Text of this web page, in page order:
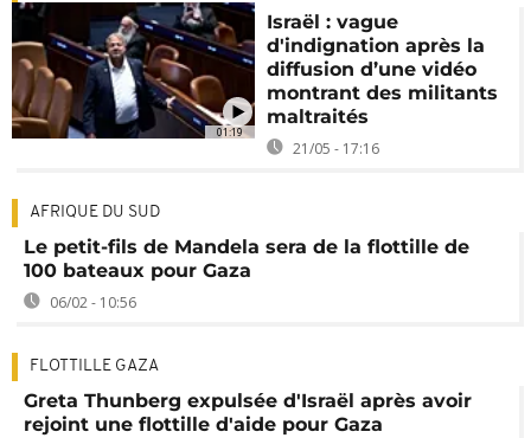
01:19
Israël : vague
d'indignation après la
diffusion d’une vidéo
montrant des militants
maltraités
21/05 - 17:16
AFRIQUE DU SUD
Le petit-fils de Mandela sera de la flottille de
100 bateaux pour Gaza
06/02 - 10:56
FLOTTILLE GAZA
Greta Thunberg expulsée d'Israël après avoir
rejoint une flottille d'aide pour Gaza